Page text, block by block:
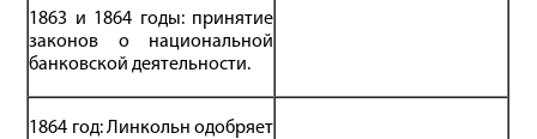
1863 и 1864 годы: принятие
законов о национальной
банковской деятельности.
1864 год: Линкольн одобряет